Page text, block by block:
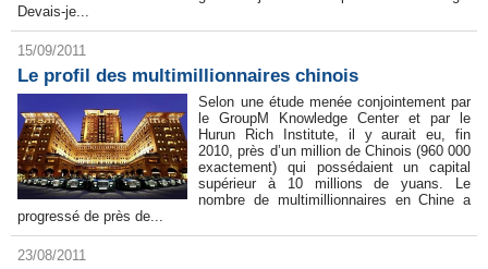
Devais-je...
15/09/2011
Le profil des multimillionnaires chinois
Selon une étude menée conjointement par
le GroupM Knowledge Center et par le
Hurun Rich Institute, il y aurait eu, fin
2010, près d’un million de Chinois (960 000
exactement) qui possédaient un capital
supérieur à 10 millions de yuans. Le
nombre de multimillionnaires en Chine a
progressé de près de...
23/08/2011